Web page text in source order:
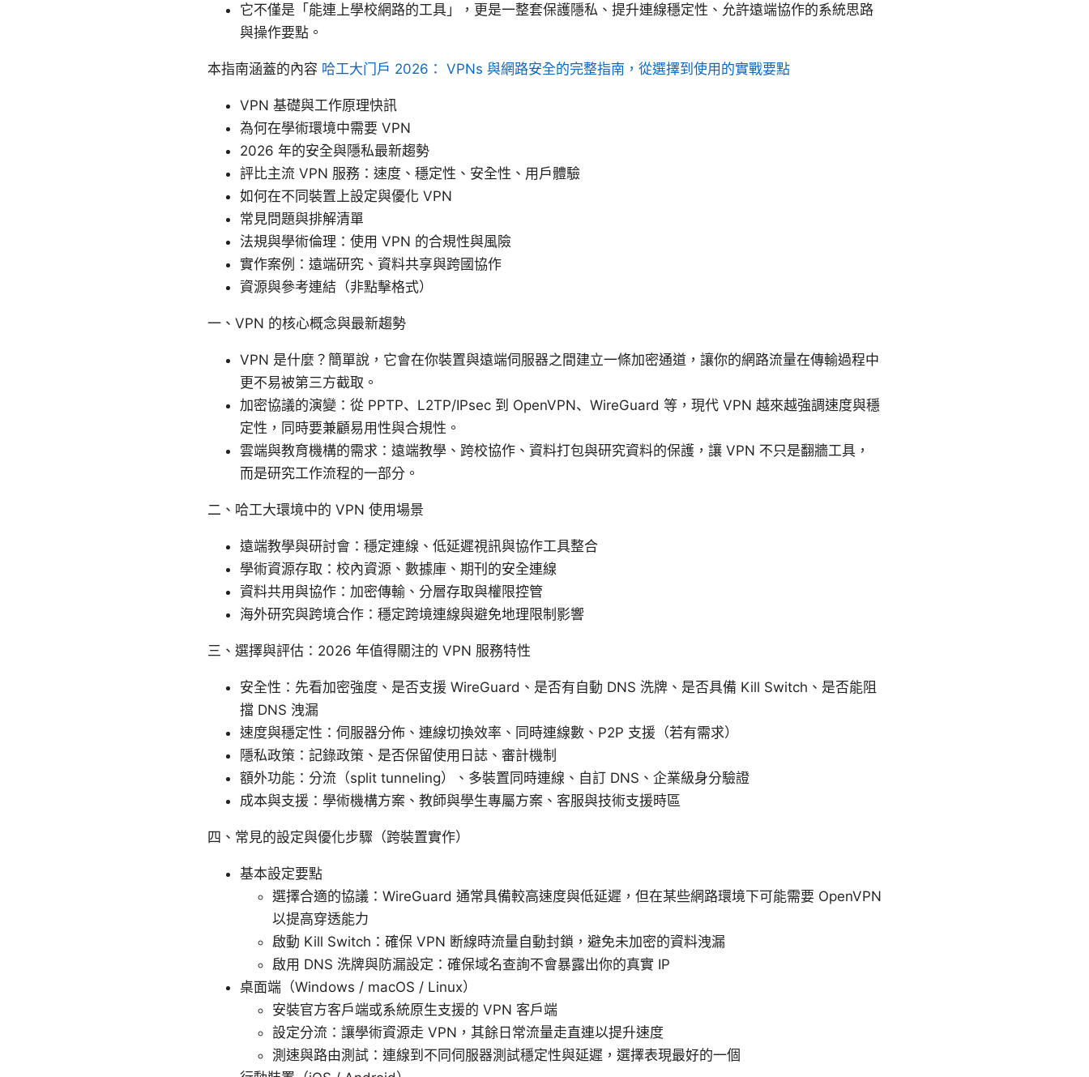
它不僅是「能連上學校網路的工具」，更是一整套保護隱私、提升連線穩定性、允許遠端協作的系統思路
與操作要點。
本指南涵蓋的內容 哈工大门户 2026： VPNs 與網路安全的完整指南，從選擇到使用的實戰要點
VPN 基礎與工作原理快訊
為何在學術環境中需要 VPN
2026 年的安全與隱私最新趨勢
評比主流 VPN 服務：速度、穩定性、安全性、用戶體驗
如何在不同裝置上設定與優化 VPN
常見問題與排解清單
法規與學術倫理：使用 VPN 的合規性與風險
實作案例：遠端研究、資料共享與跨國協作
資源與參考連結（非點擊格式）
一、VPN 的核心概念與最新趨勢
VPN 是什麼？簡單說，它會在你裝置與遠端伺服器之間建立一條加密通道，讓你的網路流量在傳輸過程中
更不易被第三方截取。
加密協議的演變：從 PPTP、L2TP/IPsec 到 OpenVPN、WireGuard 等，現代 VPN 越來越強調速度與穩
定性，同時要兼顧易用性與合規性。
雲端與教育機構的需求：遠端教學、跨校協作、資料打包與研究資料的保護，讓 VPN 不只是翻牆工具，
而是研究工作流程的一部分。
二、哈工大環境中的 VPN 使用場景
遠端教學與研討會：穩定連線、低延遲視訊與協作工具整合
學術資源存取：校內資源、數據庫、期刊的安全連線
資料共用與協作：加密傳輸、分層存取與權限控管
海外研究與跨境合作：穩定跨境連線與避免地理限制影響
三、選擇與評估：2026 年值得關注的 VPN 服務特性
安全性：先看加密強度、是否支援 WireGuard、是否有自動 DNS 洗牌、是否具備 Kill Switch、是否能阻
擋 DNS 洩漏
速度與穩定性：伺服器分佈、連線切換效率、同時連線數、P2P 支援（若有需求）
隱私政策：記錄政策、是否保留使用日誌、審計機制
額外功能：分流（split tunneling）、多裝置同時連線、自訂 DNS、企業級身分驗證
成本與支援：學術機構方案、教師與學生專屬方案、客服與技術支援時區
四、常見的設定與優化步驟（跨裝置實作）
基本設定要點
選擇合適的協議：WireGuard 通常具備較高速度與低延遲，但在某些網路環境下可能需要 OpenVPN
以提高穿透能力
啟動 Kill Switch：確保 VPN 断線時流量自動封鎖，避免未加密的資料洩漏
啟用 DNS 洗牌與防漏設定：確保域名查詢不會暴露出你的真實 IP
桌面端（Windows / macOS / Linux）
安裝官方客戶端或系統原生支援的 VPN 客戶端
設定分流：讓學術資源走 VPN，其餘日常流量走直連以提升速度
測速與路由測試：連線到不同伺服器測試穩定性與延遲，選擇表現最好的一個